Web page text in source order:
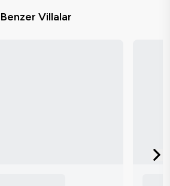
Benzer Villalar